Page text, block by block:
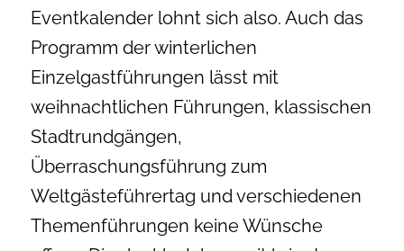
Eventkalender lohnt sich also. Auch das
Programm der winterlichen
Einzelgastführungen lässt mit
weihnachtlichen Führungen, klassischen
Stadtrundgängen,
Überraschungsführung zum
Weltgästeführertag und verschiedenen
Themenführungen keine Wünsche